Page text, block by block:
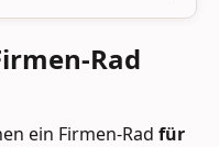
Rad
ein Firmen-Rad für